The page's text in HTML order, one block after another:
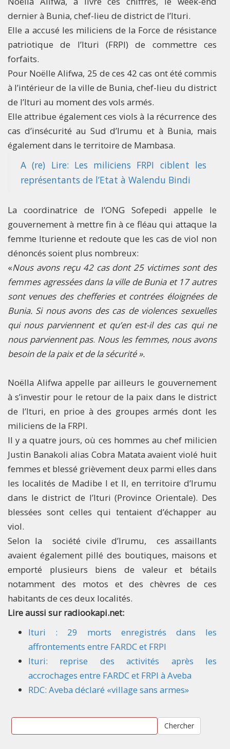
dernier à Bunia, chef-lieu de district de l’Ituri.
Elle a accusé les miliciens de la Force de résistance
patriotique de l’Ituri (FRPI) de commettre ces
forfaits.
Pour Noëlle Alifwa, 25 de ces 42 cas ont été commis
à l’intérieur de la ville de Bunia, chef-lieu du district
de l’Ituri au moment des vols armés.
Elle attribue également ces viols à la récurrence des
cas d’insécurité au Sud d’Irumu et à Bunia, mais
également dans le territoire de Mambasa.
A (re) Lire: Les miliciens FRPI ciblent les
représentants de l’Etat à Walendu Bindi
La coordinatrice de l’ONG Sofepedi appelle le
gouvernement à mettre fin à ce fléau qui attaque la
femme Iturienne et redoute que les cas de viol non
dénoncés soient plus nombreux:
«Nous avons reçu 42 cas dont 25 victimes sont des
femmes agressées dans la ville de Bunia et 17 autres
sont venues des chefferies et contrées éloignées de
Bunia. Si nous avons des cas de violences sexuelles
qui nous parviennent et qu’en est-il des cas qui ne
nous parviennent pas. Nous les femmes, nous avons
besoin de la paix et de la sécurité ».
Noëlla Alifwa appelle par ailleurs le gouvernement
à s’investir pour le retour de la paix dans le district
de l’Ituri, en prioe à des groupes armés dont les
miliciens de la FRPI.
Il y a quatre jours, où ces hommes au chef milicien
Justin Banakoli alias Cobra Matata avaient violé huit
femmes et blessé grièvement deux parmi elles dans
les localités de Madibe I et II, en territoire d’Irumu
dans le district de l’Ituri (Province Orientale). Des
blessées sont celles qui tentaient d’échapper au
viol.
Selon la société civile d’Irumu, ces assaillants
avaient également pillé des boutiques, maisons et
emporté plusieurs biens de valeur et bétails
notamment des motos et des chèvres de ces
habitants de ces deux localités.​
Lire aussi sur radiookapi.net:
Ituri : 29 morts enregistrés dans les
affrontements entre FARDC et FRPI
Ituri: reprise des activités après les
accrochages entre FARDC et FRPI à Aveba
RDC: Aveba déclaré «village sans armes»
Chercher